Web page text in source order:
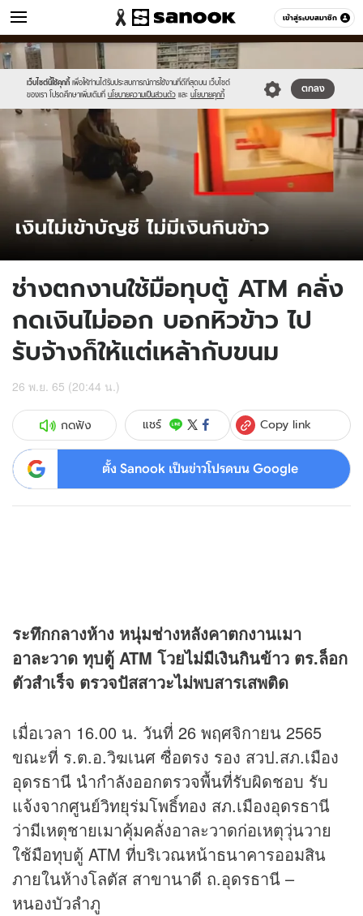
เข้าสู่ระบบสมาชิก
ข่าว หมวดอื่นๆ
เว็บไซต์นี้ใช้คุกกี้ เพื่อให้ท่านได้รับประสบการณ์การใช้งานที่ดีที่สุดบน เว็บไซต์
ของเรา โปรดศึกษาเพิ่มเติมที่ นโยบายความเป็นส่วนตัว และ นโยบายคุกกี้
ตกลง
Sanook
//s.isanook.com/sr/0/images/logo-
new-
sanook.png
600
60
//s.isanook.com/ns/0/ud/1732/8660918/403844.jpg
ช่างตกงานใช้มือทุบตู้ ATM คลั่ง
กดเงินไม่ออก บอกหิวข้าว ไป
รับจ้างก็ให้แต่เหล้ากับขนม
26 พ.ย. 65 (20:44 น.)
กดฟัง แชร์ Copy link
ตั้ง Sanook เป็นข่าวโปรดบน Google
ระทึกกลางห้าง หนุ่มช่างหลังคาตกงานเมา
อาละวาด ทุบตู้ ATM โวยไม่มีเงินกินข้าว ตร.ล็อก
ตัวสำเร็จ ตรวจปัสสาวะไม่พบสารเสพติด
เมื่อเวลา 16.00 น. วันที่ 26 พฤศจิกายน 2565
ขณะที่ ร.ต.อ.วิฆเนศ ซื่อตรง รอง สวป.สภ.เมือง
อุดรธานี นำกำลังออกตรวจพื้นที่รับผิดชอบ รับ
แจ้งจากศูนย์วิทยุร่มโพธิ์ทอง สภ.เมืองอุดรธานี
ว่ามีเหตุชายเมาคุ้มคลั่งอาละวาดก่อเหตุวุ่นวาย
ใช้มือทุบตู้ ATM ที่บริเวณหน้าธนาคารออมสิน
ภายในห้างโลตัส สาขานาดี ถ.อุดรธานี –
หนองบัวลำภู